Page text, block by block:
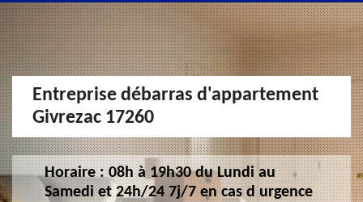
Entreprise débarras d'appartement
Givrezac 17260
Horaire : 08h à 19h30 du Lundi au
Samedi et 24h/24 7j/7 en cas d urgence